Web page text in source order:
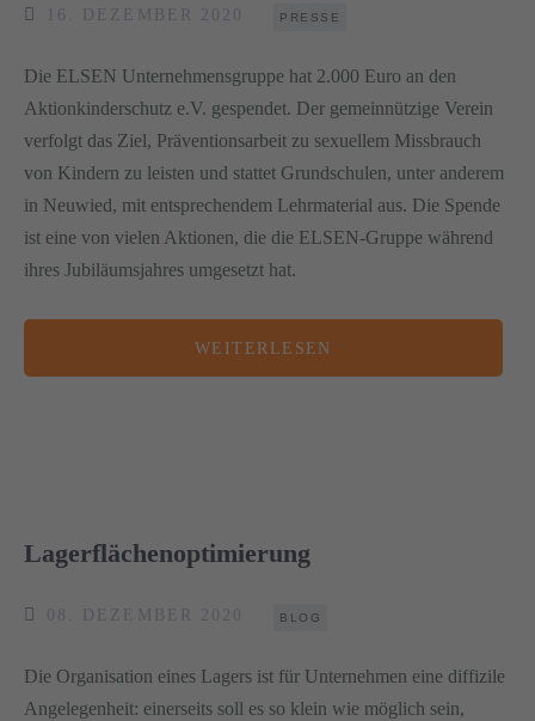
16. DEZEMBER 2020 PRESSE
Die ELSEN Unternehmensgruppe hat 2.000 Euro an den
Aktionkinderschutz e.V. gespendet. Der gemeinnützige Verein
verfolgt das Ziel, Präventionsarbeit zu sexuellem Missbrauch
von Kindern zu leisten und stattet Grundschulen, unter anderem
in Neuwied, mit entsprechendem Lehrmaterial aus. Die Spende
ist eine von vielen Aktionen, die die ELSEN-Gruppe während
ihres Jubiläumsjahres umgesetzt hat.
WEITERLESEN
Lagerflächenoptimierung
08. DEZEMBER 2020 BLOG
Die Organisation eines Lagers ist für Unternehmen eine diffizile
Angelegenheit: einerseits soll es so klein wie möglich sein,